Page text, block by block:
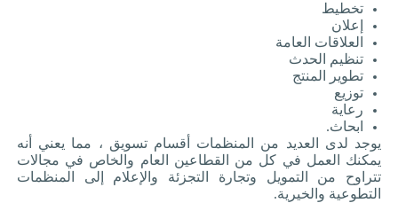
تخطيط
إعلان
العلاقات العامة
تنظيم الحدث
تطوير المنتج
توزيع
رعاية
ابحاث.
يوجد لدى العديد من المنظمات أقسام تسويق ، مما يعني أنه
يمكنك العمل في كل من القطاعين العام والخاص في مجالات
تتراوح من التمويل وتجارة التجزئة والإعلام إلى المنظمات
التطوعية والخيرية.